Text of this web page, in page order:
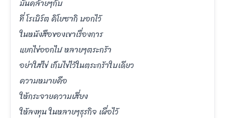
มันคล้ายๆกับ
ที่ โรเบิร์ต คิโยซากิ บอกไว้
ในหนังสือของเขาเรื่องการ
แยกไข่ออกไป หลายๆตระกร้า
อย่าใส่ไข่ เก็บไข่ไว้ในตระกร้าใบเดียว
ความหมายคือ
ให้กระจายความเสี่ยง
ให้ลงทุน ในหลายๆธุรกิจ เผื่อไว้